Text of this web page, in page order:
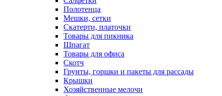
Полотенца
Мешки, сетки
Скатерти, платочки
Товары для пикника
Шпагат
Товары для офиса
Скотч
Грунты, горшки и пакеты для рассады
Крышки
Хозяйственные мелочи